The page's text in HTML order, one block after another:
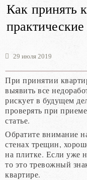
Как принять
29 июля 2019
При принятии
выявить все
рискует в будущем
проверять при
статье.
Обратите внимание
стенах трещин,
на плитке. Если уже
то это тревожный
квартире.